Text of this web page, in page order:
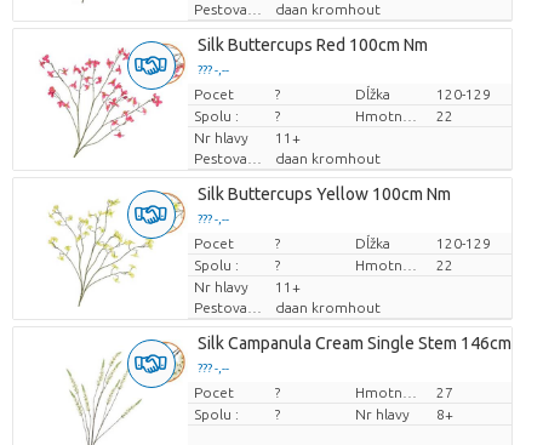
daan kromhout
Silk Buttercups Red 100cm Nm
??? -,--
Cena za kus
Pocet ? Dĺžka
120-129
Spolu :
?
22
Nr hlavy
11+
daan kromhout
Silk Buttercups Yellow 100cm Nm
??? -,--
Cena za kus
Pocet ? Dĺžka
120-129
Spolu :
?
22
Nr hlavy
11+
daan kromhout
Silk Campanula Cream Single Stem 146cm Nm
??? -,--
Cena za kus
Pocet ?
27
Spolu :
? Nr hlavy 8+